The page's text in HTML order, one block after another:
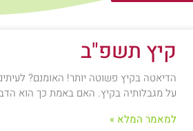
קיץ תשפ"ב
הדיאטה בקיץ פשוטה יותר! האומנם?
על מגבלותיה בקיץ. האם באמת כך הוא
למאמר המלא »
עמוד